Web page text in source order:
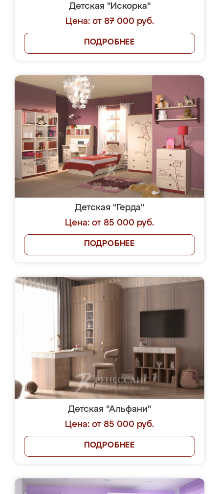
Детская "Искорка"
Цена: от 87 000 руб.
ПОДРОБНЕЕ
Детская "Герда"
Цена: от 85 000 руб.
ПОДРОБНЕЕ
Детская "Альфани"
Цена: от 85 000 руб.
ПОДРОБНЕЕ